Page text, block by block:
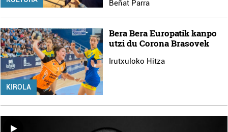
Beñat Parra
KIROLA
Bera Bera Europatik kanpo
utzi du Corona Brasovek
Irutxuloko Hitza